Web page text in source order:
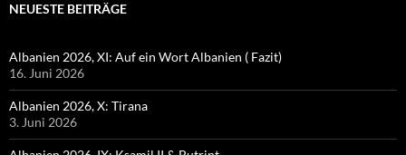
NEUESTE BEITRÄGE
Albanien 2026, XI: Auf ein Wort Albanien ( Fazit)
16. Juni 2026
Albanien 2026, X: Tirana
3. Juni 2026